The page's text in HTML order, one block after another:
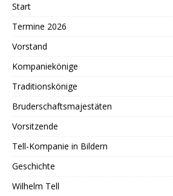
Start
Termine 2026
Vorstand
Kompaniekönige
Traditionskönige
Bruderschaftsmajestäten
Vorsitzende
Tell-Kompanie in Bildern
Geschichte
Wilhelm Tell